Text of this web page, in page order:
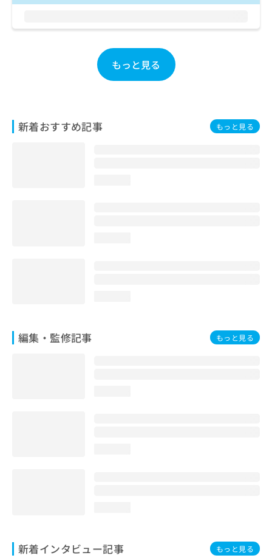
もっと見る
新着おすすめ記事 もっと見る
編集・監修記事 もっと見る
新着インタビュー記事 もっと見る
お
い